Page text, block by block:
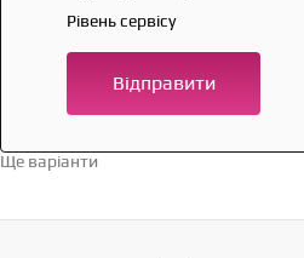
Рівень сервісу
Відправити
Ще варіанти